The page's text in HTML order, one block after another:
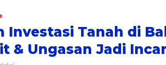
Investasi Tanah di
& Ungasan Jadi